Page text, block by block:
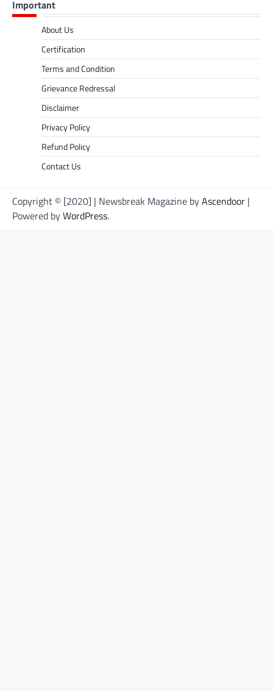
Important
About Us
Certification
Terms and Condition
Grievance Redressal
Disclaimer
Privacy Policy
Refund Policy
Contact Us
Copyright © [2020] | Newsbreak Magazine byAscendoor |
Powered byWordPress.